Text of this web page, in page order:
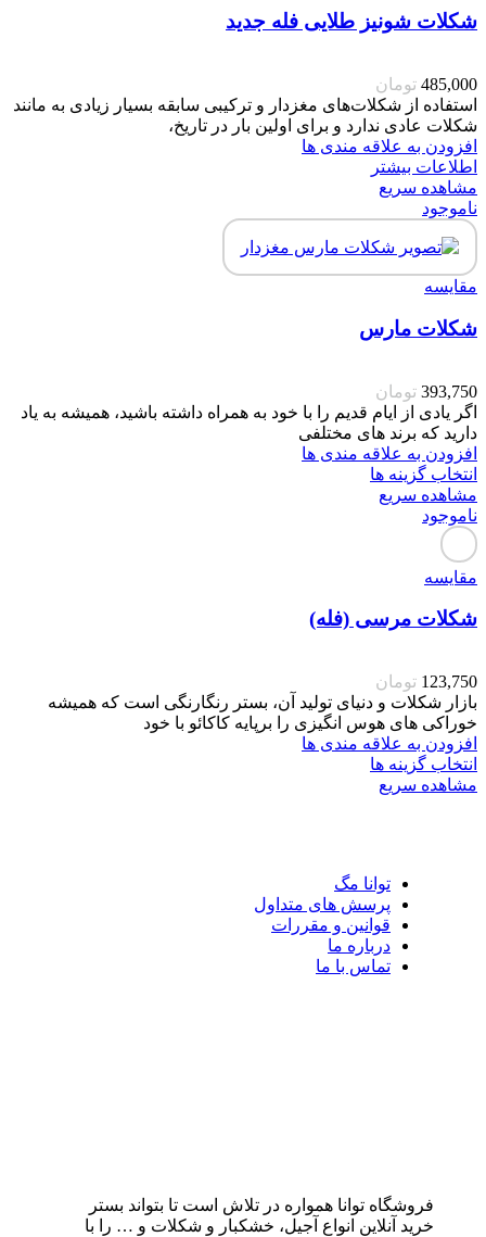
شکلات شونیز طلایی فله جدید
485,000 تومان
استفاده از شکلات‌های مغزدار و ترکیبی سابقه بسیار زیادی به مانند
شکلات عادی ندارد و برای اولین بار در تاریخ،
افزودن به علاقه مندی ها
اطلاعات بیشتر
مشاهده سریع
ناموجود
مقایسه
شکلات مارس
393,750 تومان
اگر یادی از ایام قدیم را با خود به همراه داشته باشید، همیشه به یاد
دارید که برند های مختلفی
افزودن به علاقه مندی ها
انتخاب گزینه ها
مشاهده سریع
ناموجود
مقایسه
شکلات مرسی (فله)
123,750 تومان
بازار شکلات و دنیای تولید آن، بستر رنگارنگی است که همیشه
خوراکی های هوس انگیزی را برپایه کاکائو با خود
افزودن به علاقه مندی ها
انتخاب گزینه ها
مشاهده سریع
توانا مگ
پرسش های متداول
قوانین و مقررات
درباره ما
تماس با ما
فروشگاه توانا همواره در تلاش است تا بتواند بستر
خرید آنلاین انواع آجیل، خشکبار و شکلات و … را با